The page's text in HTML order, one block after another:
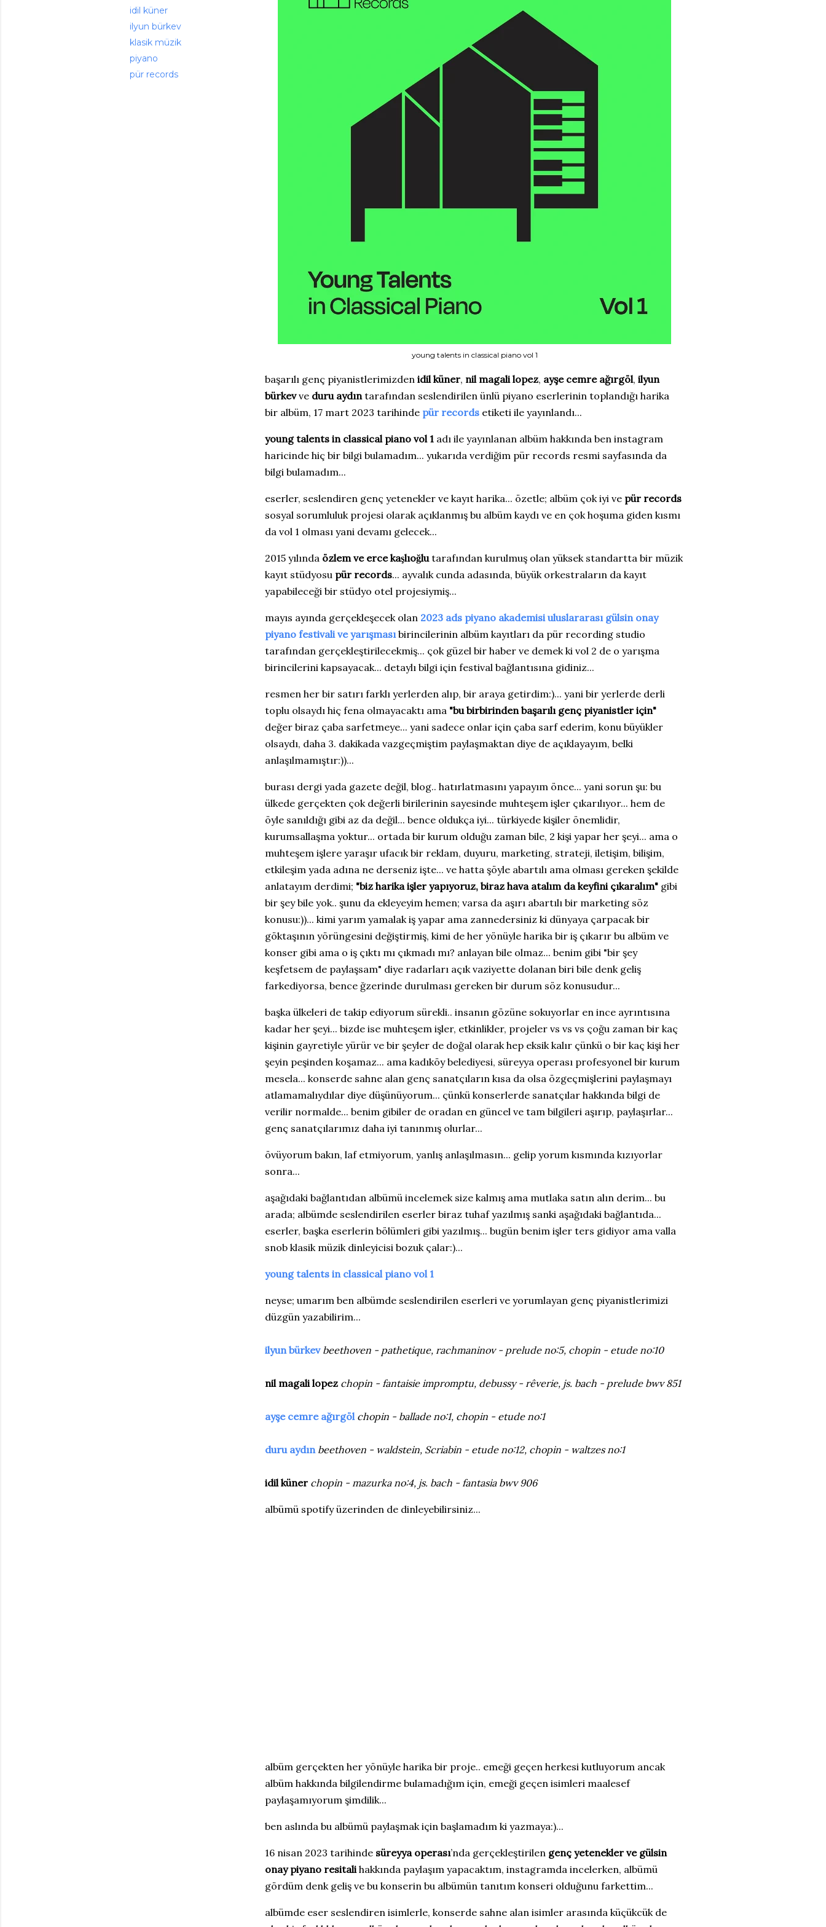
idil küner
ilyun bürkev
klasik müzik
piyano
pür records
young talents in classical piano vol 1
başarılı genç piyanistlerimizden idil küner, nil magali lopez, ayşe cemre ağırgöl, ilyun
bürkevve duru aydıntarafından seslendirilen ünlü piyano eserlerinin toplandığı harika
bir albüm, 17 mart 2023 tarihinde pür records etiketi ile yayınlandı...
young talents in classical piano vol 1 adı ile yayınlanan albüm hakkında ben instagram
haricinde hiç bir bilgi bulamadım... yukarıda verdiğim pür records resmi sayfasında da
bilgi bulamadım...
eserler, seslendiren genç yetenekler ve kayıt harika... özetle; albüm çok iyi ve pür records
sosyal sorumluluk projesi olarak açıklanmış bu albüm kaydı ve en çok hoşuma giden kısmı
da vol 1 olması yani devamı gelecek...
2015 yılında özlem ve erce kaşlıoğlutarafından kurulmuş olan yüksek standartta bir müzik
kayıt stüdyosu pür records... ayvalık cunda adasında, büyük orkestraların da kayıt
yapabileceği bir stüdyo otel projesiymiş...
mayıs ayında gerçekleşecek olan 2023 ads piyano akademisi uluslararası gülsin onay
piyano festivali ve yarışmasıbirincilerinin albüm kayıtları da pür recording studio
tarafından gerçekleştirilecekmiş... çok güzel bir haber ve demek ki vol 2 de o yarışma
birincilerini kapsayacak... detaylı bilgi için festival bağlantısına gidiniz...
resmen her bir satırı farklı yerlerden alıp, bir araya getirdim:)... yani bir yerlerde derli
toplu olsaydı hiç fena olmayacaktı ama "bu birbirinden başarılı genç piyanistler için"
değer biraz çaba sarfetmeye... yani sadece onlar için çaba sarf ederim, konu büyükler
olsaydı, daha 3. dakikada vazgeçmiştim paylaşmaktan diye de açıklayayım, belki
anlaşılmamıştır:))...
burası dergi yada gazete değil, blog.. hatırlatmasını yapayım önce... yani sorun şu: bu
ülkede gerçekten çok değerli birilerinin sayesinde muhteşem işler çıkarılıyor... hem de
öyle sanıldığı gibi az da değil... bence oldukça iyi... türkiyede kişiler önemlidir,
kurumsallaşma yoktur... ortada bir kurum olduğu zaman bile, 2 kişi yapar her şeyi... ama o
muhteşem işlere yaraşır ufacık bir reklam, duyuru, marketing, strateji, iletişim, bilişim,
etkileşim yada adına ne derseniz işte... ve hatta şöyle abartılı ama olması gereken şekilde
anlatayım derdimi; "biz harika işler yapıyoruz, biraz hava atalım da keyfini çıkaralım" gibi
bir şey bile yok.. şunu da ekleyeyim hemen; varsa da aşırı abartılı bir marketing söz
konusu:))... kimi yarım yamalak iş yapar ama zannedersiniz ki dünyaya çarpacak bir
göktaşının yörüngesini değiştirmiş, kimi de her yönüyle harika bir iş çıkarır bu albüm ve
konser gibi ama o iş çıktı mı çıkmadı mı? anlayan bile olmaz... benim gibi "bir şey
keşfetsem de paylaşsam" diye radarları açık vaziyette dolanan biri bile denk geliş
farkediyorsa, bence ğzerinde durulması gereken bir durum söz konusudur...
başka ülkeleri de takip ediyorum sürekli.. insanın gözüne sokuyorlar en ince ayrıntısına
kadar her şeyi... bizde ise muhteşem işler, etkinlikler, projeler vs vs vs çoğu zaman bir kaç
kişinin gayretiyle yürür ve bir şeyler de doğal olarak hep eksik kalır çünkü o bir kaç kişi her
şeyin peşinden koşamaz... ama kadıköy belediyesi, süreyya operası profesyonel bir kurum
mesela... konserde sahne alan genç sanatçıların kısa da olsa özgeçmişlerini paylaşmayı
atlamamalıydılar diye düşünüyorum... çünkü konserlerde sanatçılar hakkında bilgi de
verilir normalde... benim gibiler de oradan en güncel ve tam bilgileri aşırıp, paylaşırlar...
genç sanatçılarımız daha iyi tanınmış olurlar...
övüyorum bakın, laf etmiyorum, yanlış anlaşılmasın... gelip yorum kısmında kızıyorlar
sonra...
aşağıdaki bağlantıdan albümü incelemek size kalmış ama mutlaka satın alın derim... bu
arada; albümde seslendirilen eserler biraz tuhaf yazılmış sanki aşağıdaki bağlantıda...
eserler, başka eserlerin bölümleri gibi yazılmış... bugün benim işler ters gidiyor ama valla
snob klasik müzik dinleyicisi bozuk çalar:)...
young talents in classical piano vol 1
neyse; umarım ben albümde seslendirilen eserleri ve yorumlayan genç piyanistlerimizi
düzgün yazabilirim...
ilyun bürkev beethoven - pathetique, rachmaninov - prelude no:5, chopin - etude no:10
nil magali lopez chopin - fantaisie impromptu, debussy - rêverie, js. bach - prelude bwv 851
ayşe cemre ağırgöl chopin - ballade no:1, chopin - etude no:1
duru aydın beethoven - waldstein, Scriabin - etude no:12, chopin - waltzes no:1
idil küner chopin - mazurka no:4, js. bach - fantasia bwv 906
albümü spotify üzerinden de dinleyebilirsiniz...
albüm gerçekten her yönüyle harika bir proje.. emeği geçen herkesi kutluyorum ancak
albüm hakkında bilgilendirme bulamadığım için, emeği geçen isimleri maalesef
paylaşamıyorum şimdilik...
ben aslında bu albümü paylaşmak için başlamadım ki yazmaya:)...
16 nisan 2023 tarihinde süreyya operası’nda gerçekleştirilen genç yetenekler ve gülsin
onay piyano resitalihakkında paylaşım yapacaktım, instagramda incelerken, albümü
gördüm denk geliş ve bu konserin bu albümün tanıtım konseri olduğunu farkettim...
albümde eser seslendiren isimlerle, konserde sahne alan isimler arasında küçükcük de